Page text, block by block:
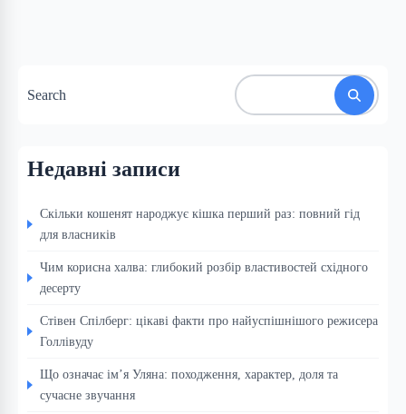
Search
Недавні записи
Скільки кошенят народжує кішка перший раз: повний гід
для власників
Чим корисна халва: глибокий розбір властивостей східного
десерту
Стівен Спілберг: цікаві факти про найуспішнішого режисера
Голлівуду
Що означає ім’я Уляна: походження, характер, доля та
сучасне звучання